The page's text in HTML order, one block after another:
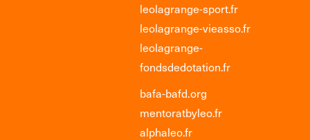
leolagrange-sport.fr
leolagrange-vieasso.fr
leolagrange-
fondsdedotation.fr
bafa-bafd.org
mentoratbyleo.fr
alphaleo.fr